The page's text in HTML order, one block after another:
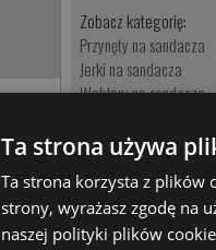
Zobacz kategorię:
Przynęty na sandacza
Jerki na sandacza
Woblery na sandacza
Przynęty na szczupaka
Jerki na szczupaka
Woblery na szczupaka
Koguty na szczupaka
Obrotówki na
Ta strona używa
Ta strona korzysta z plików
strony, wyrażasz zgodę na
naszej polityki plików